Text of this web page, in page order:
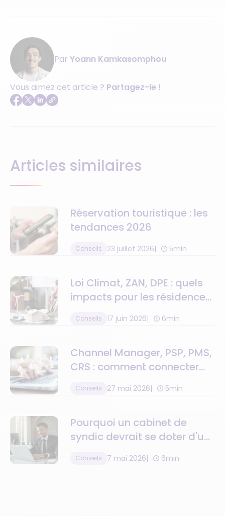
Par Yoann Kamkasomphou
Vous aimez cet article ? Partagez-le !
Articles similaires
Réservation touristique : les
tendances 2026
Conseils 23 juillet 2026 5min
Loi Climat, ZAN, DPE : quels
impacts pour les résidences
Conseils 17 juin 2026 6min
Channel Manager, PSP, PMS,
CRS : comment connecter
Conseils 27 mai 2026 5min
Pourquoi un cabinet de
syndic devrait se doter d'un
relation client ?
Conseils 7 mai 2026 6min